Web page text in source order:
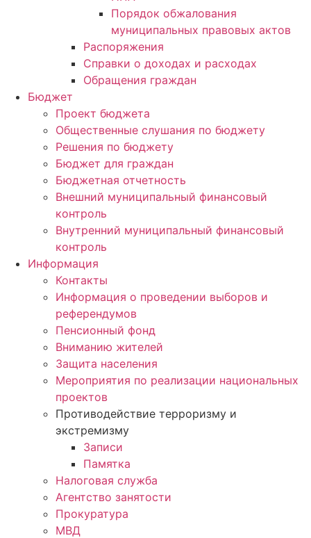
Порядок обжалования
муниципальных правовых актов
Распоряжения
Справки о доходах и расходах
Обращения граждан
Бюджет
Проект бюджета
Общественные слушания по бюджету
Решения по бюджету
Бюджет для граждан
Бюджетная отчетность
Внешний муниципальный финансовый
контроль
Внутренний муниципальный финансовый
контроль
Информация
Контакты
Информация о проведении выборов и
референдумов
Пенсионный фонд
Вниманию жителей
Защита населения
Мероприятия по реализации национальных
проектов
Противодействие терроризму и
экстремизму
Записи
Памятка
Налоговая служба
Агентство занятости
Прокуратура
МВД